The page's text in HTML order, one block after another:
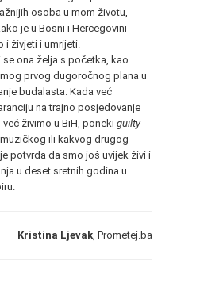
osoba u mom životu,
je u Bosni i Hercegovini
i živjeti i umrijeti.
ona želja s početka, kao
prvog dugoročnog plana u
budalasta. Kada već
na trajno posjedovanje
već živimo u BiH, poneki guilty
ili kakvog drugog
potvrda da smo još uvijek živi i
u deset sretnih godina u
Kristina Ljevak , Prometej.ba